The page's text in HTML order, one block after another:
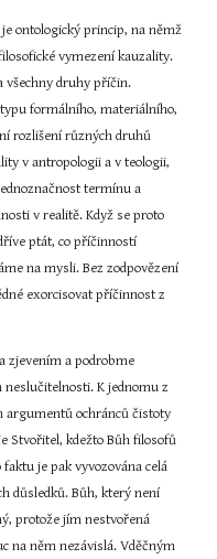
ontologický princip, na němž
vymezení kauzality.
všechny druhy příčin.
formálního, materiálního,
rozlišení různých druhů
v antropologii a v teologii,
termínu a
v realitě. Když se proto
ptát, co příčinností
na mysli. Bez zodpovězení
exorcisovat příčinnost z
zjevením a podrobme
K jednomu z
argumentů ochránců čistoty
Stvořitel, kdežto Bůh filosofů
je pak vyvozována celá
důsledků. Bůh, který není
protože jím nestvořená
na něm nezávislá. Vděčným